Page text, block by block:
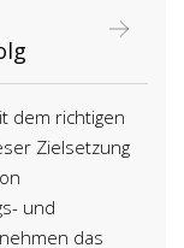
dem richtigen
Zielsetzung
und
das